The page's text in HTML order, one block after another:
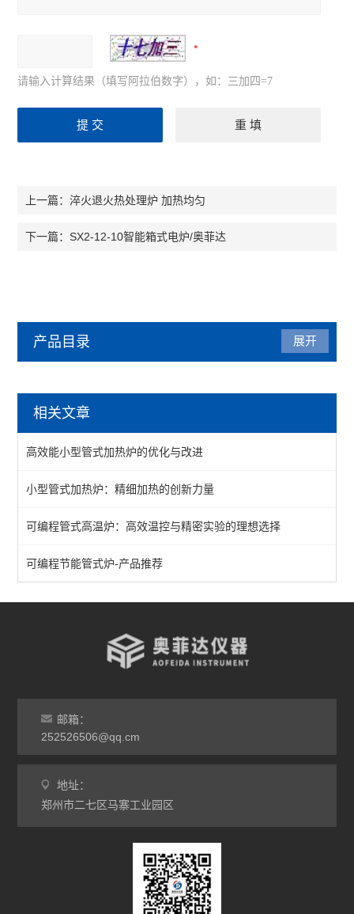
请输入计算结果（填写阿拉伯数字），如：三加四=7
上一篇：淬火退火热处理炉 加热均匀
下一篇： SX2-12-10智能箱式电炉/奥菲达
产品目录
管式气氛炉
1200℃管式炉
1400℃管式炉
1700℃管式炉
立式多温区管式炉
查看全部 >>
展开
相关文章
高效能小型管式加热炉的优化与改进
小型管式加热炉：精细加热的创新力量
可编程管式高温炉：高效温控与精密实验的理想选择
可编程节能管式炉-产品推荐
邮箱：
252526506@qq.cm
地址：
郑州市二七区马寨工业园区